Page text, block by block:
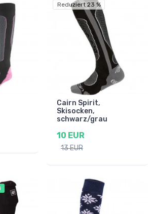
Reduziert 23 %
Cairn Spirit,
Skisocken,
schwarz/grau
10 EUR
13 EUR